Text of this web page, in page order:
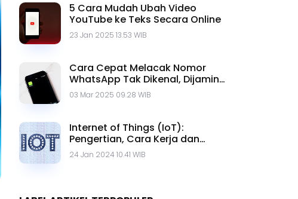
5 Cara Mudah Ubah Video
YouTube ke Teks Secara Online
23 Jan 2025 13.53 WIB
Cara Cepat Melacak Nomor
WhatsApp Tak Dikenal, Dijamin
Ampuh!
03 Mar 2025 09.28 WIB
Internet of Things (IoT):
Pengertian, Cara Kerja dan
Contohnya
24 Jan 2024 10.41 WIB